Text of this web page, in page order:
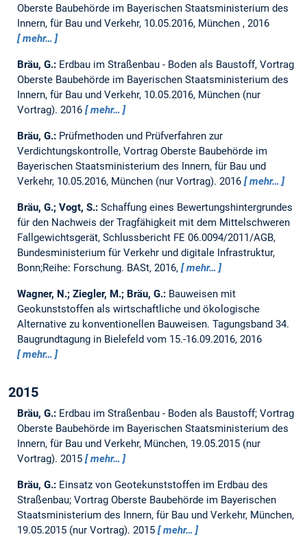
Oberste Baubehörde im Bayerischen Staatsministerium des
Innern, für Bau und Verkehr, 10.05.2016, München , 2016
mehr…
Bräu, G.: Erdbau im Straßenbau - Boden als Baustoff, Vortrag
Oberste Baubehörde im Bayerischen Staatsministerium des
Innern, für Bau und Verkehr, 10.05.2016, München (nur
Vortrag). 2016 mehr…
Bräu, G.: Prüfmethoden und Prüfverfahren zur
Verdichtungskontrolle, Vortrag Oberste Baubehörde im
Bayerischen Staatsministerium des Innern, für Bau und
Verkehr, 10.05.2016, München (nur Vortrag). 2016 mehr…
Bräu, G.; Vogt, S.: Schaffung eines Bewertungshintergrundes
für den Nachweis der Tragfähigkeit mit dem Mittelschweren
Fallgewichtsgerät, Schlussbericht FE 06.0094/2011/AGB,
Bundesministerium für Verkehr und digitale Infrastruktur,
Bonn;Reihe: Forschung. BASt, 2016, mehr…
Wagner, N.; Ziegler, M.; Bräu, G.: Bauweisen mit
Geokunststoffen als wirtschaftliche und ökologische
Alternative zu konventionellen Bauweisen. Tagungsband 34.
Baugrundtagung in Bielefeld vom 15.-16.09.2016, 2016
mehr…
2015
Bräu, G.: Erdbau im Straßenbau - Boden als Baustoff; Vortrag
Oberste Baubehörde im Bayerischen Staatsministerium des
Innern, für Bau und Verkehr, München, 19.05.2015 (nur
Vortrag). 2015 mehr…
Bräu, G.: Einsatz von Geotekunststoffen im Erdbau des
Straßenbau; Vortrag Oberste Baubehörde im Bayerischen
Staatsministerium des Innern, für Bau und Verkehr, München,
19.05.2015 (nur Vortrag). 2015 mehr…